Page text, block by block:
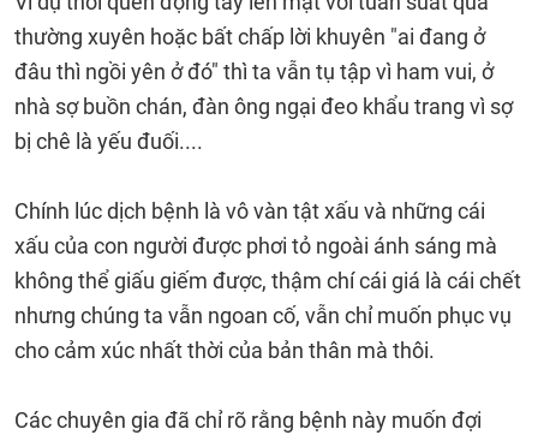
thường xuyên hoặc bất chấp lời khuyên "ai đang ở
đâu thì ngồi yên ở đó" thì ta vẫn tụ tập vì ham vui, ở
nhà sợ buồn chán, đàn ông ngại đeo khẩu trang vì sợ
bị chê là yếu đuối....
Chính lúc dịch bệnh là vô vàn tật xấu và những cái
xấu của con người được phơi tỏ ngoài ánh sáng mà
không thể giấu giếm được, thậm chí cái giá là cái chết
nhưng chúng ta vẫn ngoan cố, vẫn chỉ muốn phục vụ
cho cảm xúc nhất thời của bản thân mà thôi.
Các chuyên gia đã chỉ rõ rằng bệnh này muốn đợi